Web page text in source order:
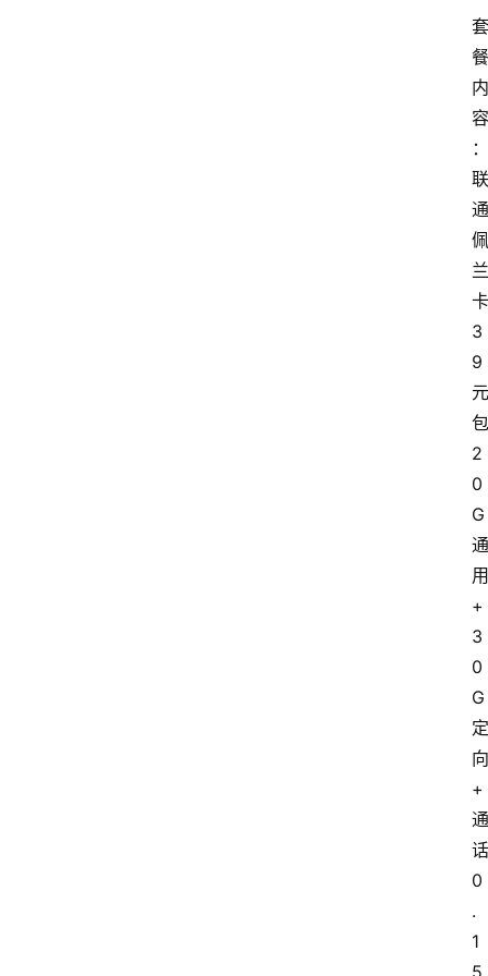
套
餐
内
容
：
联
通
佩
兰
卡
3
9
元
包
2
0
G
通
用
+
3
0
G
定
向
+
通
话
0
.
1
5